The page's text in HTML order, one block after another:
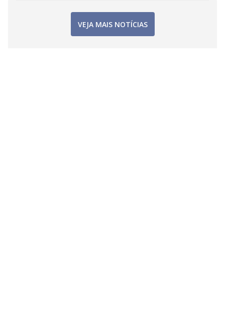
VEJA MAIS NOTÍCIAS